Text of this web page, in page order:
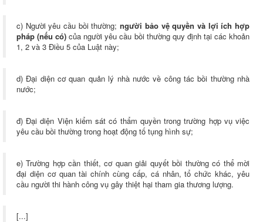
c) Người yêu cầu bồi thường;người bảo vệ quyền và lợi ích hợp
pháp (nếu có) của người yêu cầu bồi thường quy định tại các khoản
1, 2 và 3 Điều 5 của Luật này;
d) Đại diện cơ quan quản lý nhà nước về công tác bồi thường nhà
nước;
đ) Đại diện Viện kiểm sát có thẩm quyền trong trường hợp vụ việc
yêu cầu bồi thường trong hoạt động tố tụng hình sự;
e) Trường hợp cần thiết, cơ quan giải quyết bồi thường có thể mời
đại diện cơ quan tài chính cùng cấp, cá nhân, tổ chức khác, yêu
cầu người thi hành công vụ gây thiệt hại tham gia thương lượng.
[...]